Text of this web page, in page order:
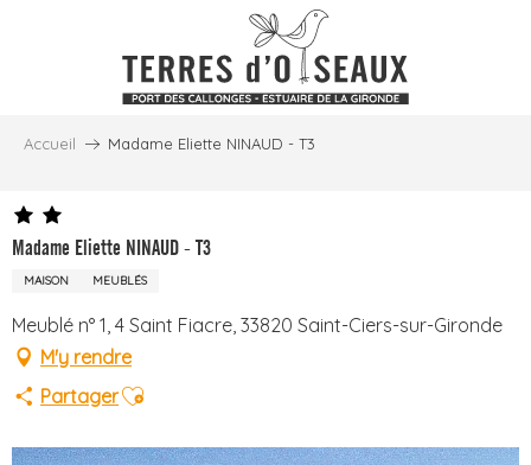
Accueil Madame Eliette NINAUD - T3
Madame Eliette NINAUD - T3
MAISON MEUBLÉS
Meublé n° 1, 4 Saint Fiacre, 33820 Saint-Ciers-sur-Gironde
M'y rendre
PartagerAjouter aux favoris